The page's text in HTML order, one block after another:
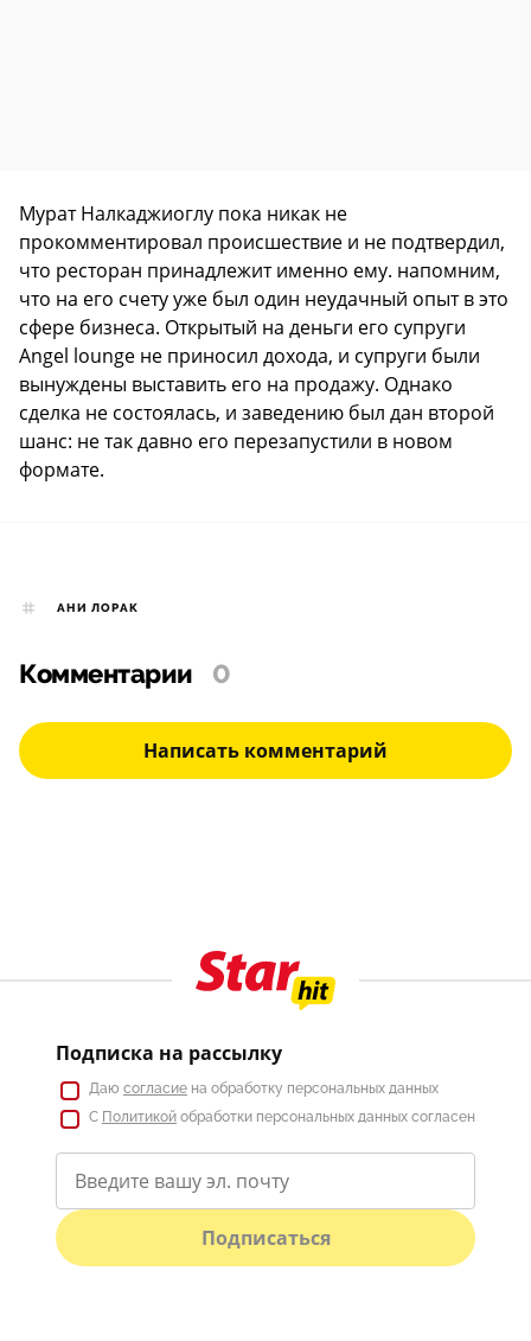
Мурат Налкаджиоглу пока никак не
прокомментировал происшествие и не подтвердил,
что ресторан принадлежит именно ему. напомним,
что на его счету уже был один неудачный опыт в это
сфере бизнеса. Открытый на деньги его супруги
Angel lounge не приносил дохода, и супруги были
вынуждены выставить его на продажу. Однако
сделка не состоялась, и заведению был дан второй
шанс: не так давно его перезапустили в новом
формате.
АНИ ЛОРАК
Комментарии 0
Написать комментарий
Подписка на рассылку
Даю согласие на обработку персональных данных
С Политикой обработки персональных данных согласен
Подписаться